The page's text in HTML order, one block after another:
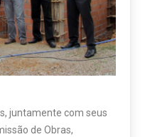
juntamente com seus
de Obras,